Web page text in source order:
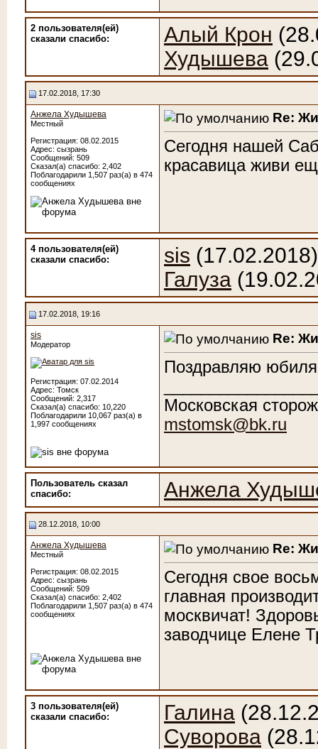
2 пользователя(ей)
сказали cпасибо:
Алый Крон
Худышева
17.02.2018, 17:30
Анжела Худышева
Местный
Регистрация: 08.02.2015
Адрес: сызрань
Сообщений: 509
Сказал(а) спасибо: 2,402
Поблагодарили 1,507 раз(а) в 474
сообщениях
Re:
Сегодня нашей
красавица живи
4 пользователя(ей)
сказали cпасибо:
sis
Галуза
17.02.2018, 19:16
sis
Модератор
Регистрация: 07.02.2014
Адрес: Томск
Сообщений: 2,317
Сказал(а) спасибо: 10,220
Поблагодарили 10,067 раз(а) в
1,997 сообщениях
Re:
Поздравляю
Московская
mstomsk@bk.ru
Пользователь сказал
cпасибо:
Анжела
28.12.2018, 10:00
Анжела Худышева
Местный
Регистрация: 08.02.2015
Адрес: сызрань
Сообщений: 509
Сказал(а) спасибо: 2,402
Поблагодарили 1,507 раз(а) в 474
сообщениях
Re:
Сегодня свое
главная
москвичат!
заводчице Елене
3 пользователя(ей)
сказали cпасибо:
Галина
Суворова